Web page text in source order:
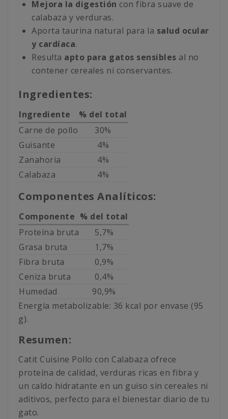
Mejora la digestión con fibra suave de
calabaza y verduras.
Aporta taurina natural para la salud ocular
y cardíaca.
Resulta apto para gatos sensibles al no
contener cereales ni conservantes.
Ingredientes:
Ingrediente
% del total
Carne de pollo
30%
Guisante
4%
Zanahoria
4%
Calabaza
4%
Componentes Analíticos:
Componente % del total
Proteína bruta
5,7%
Grasa bruta
1,7%
Fibra bruta
0,9%
Ceniza bruta
0,4%
Humedad
90,9%
Energía metabolizable: 36 kcal por envase (95
g).
Resumen:
Catit Cuisine Pollo con Calabaza ofrece
proteína de calidad, verduras ricas en fibra y
un caldo hidratante en un guiso sin cereales ni
aditivos, perfecto para el bienestar diario de tu
gato.